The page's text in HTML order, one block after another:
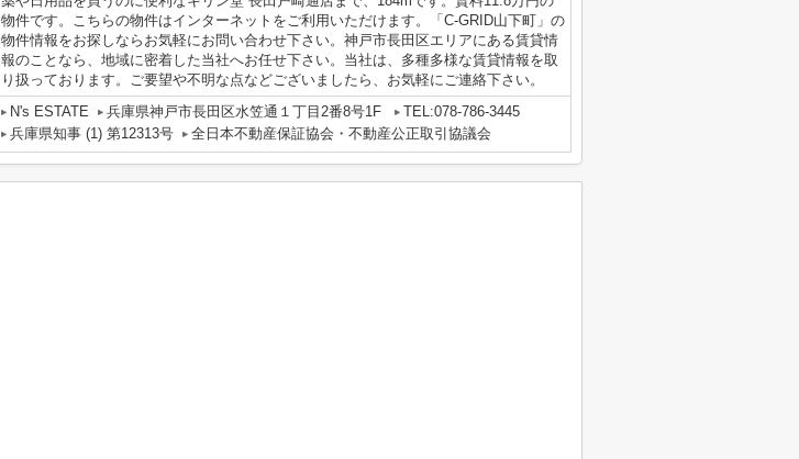
物件です。こちらの物件はインターネットをご利用いただけます。「C-GRID山下町」の
物件情報をお探しならお気軽にお問い合わせ下さい。神戸市長田区エリアにある賃貸情
報のことなら、地域に密着した当社へお任せ下さい。当社は、多種多様な賃貸情報を取
り扱っております。ご要望や不明な点などございましたら、お気軽にご連絡下さい。
N's ESTATE 兵庫県神戸市長田区水笠通１丁目2番8号1F
TEL:078-786-3445
兵庫県知事 (1) 第12313号
全日本不動産保証協会・不動産公正取引協議会